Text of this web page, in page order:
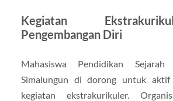
Kegiatan
Pengembangan Diri
Mahasiswa Pendidikan
Simalungun di dorong untuk aktif
kegiatan ekstrakurikuler.